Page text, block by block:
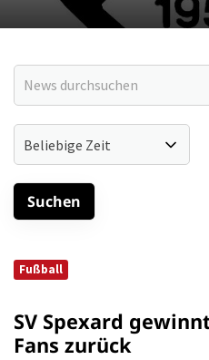
Fußball
SV Spexard
Fans zurück